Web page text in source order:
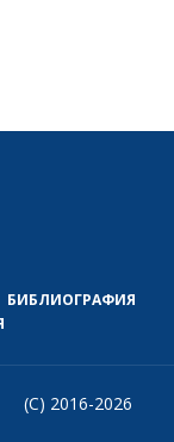
БИБЛИОГРАФИЯ
(C) 2016-2026